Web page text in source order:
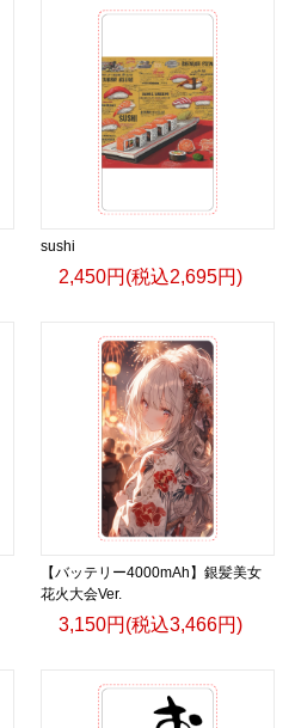
sushi
2,450円(税込2,695円)
【バッテリー4000mAh】銀髪美女
花火大会Ver.
3,150円(税込3,466円)